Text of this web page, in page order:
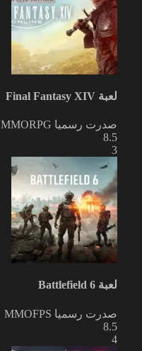
لعبة Final Fantasy XIV
صدرت رسميا MMORPG
8.5
3
لعبة Battlefield 6
صدرت رسميا MMOFPS
8.5
4